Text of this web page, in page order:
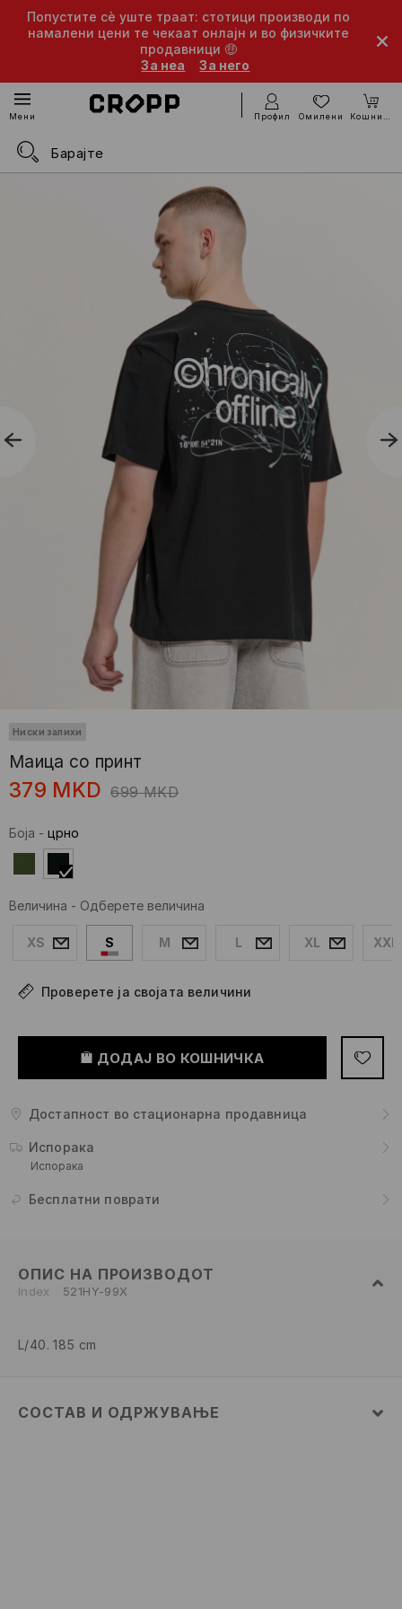
Попустите сè уште траат: стотици производи по
намалени цени те чекаат онлајн и во физичките
продавници 🤑
За неа
За него
Мени Профил Омилени Кошничка
Ниски залихи
Маица со принт
379 MKD 699 MKD
Боја - црно
Величина - Одберете величина
XS S M L XL XXL
Проверете ја својата величини
ДОДАЈ ВО КОШНИЧКА
Достапност во стационарна продавница
Испорака
Испорака
Бесплатни поврати
ОПИС НА ПРОИЗВОДОТ
Index 521HY-99X
L/40. 185 cm
СОСТАВ И ОДРЖУВАЊЕ